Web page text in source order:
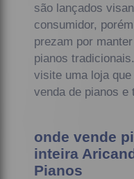
são lançados
consumidor,
prezam por
pianos
visite uma loja
venda de pianos e
onde vende
inteira
Pianos